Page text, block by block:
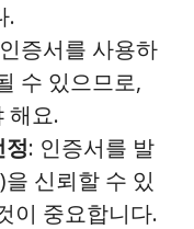
.
증서를 사용하
수 있으므로,
해요.
: 인증서를 발
신뢰할 수 있
이 중요합니다.